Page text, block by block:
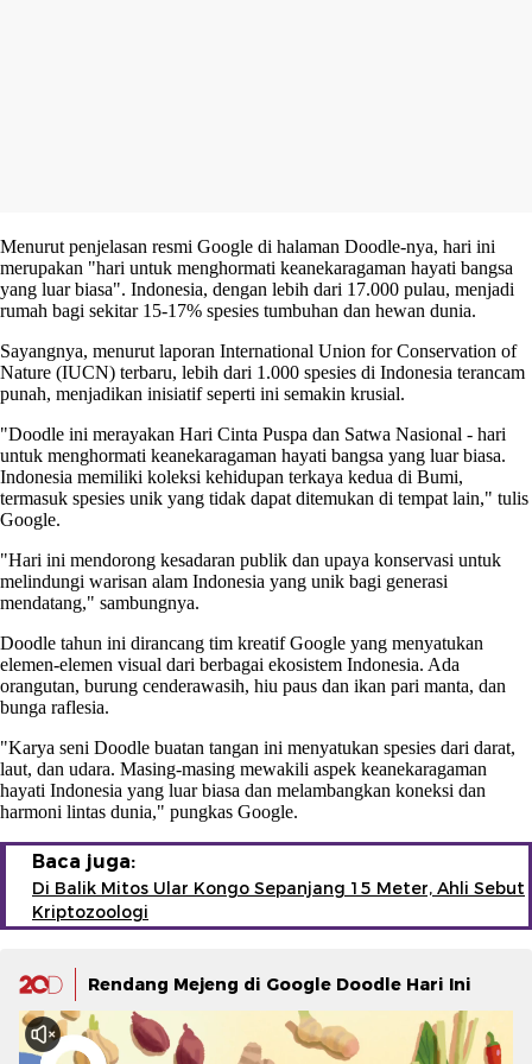
Menurut penjelasan resmi Google di halaman Doodle-nya, hari ini
merupakan "hari untuk menghormati keanekaragaman hayati bangsa
yang luar biasa". Indonesia, dengan lebih dari 17.000 pulau, menjadi
rumah bagi sekitar 15-17% spesies tumbuhan dan hewan dunia.
Sayangnya, menurut laporan International Union for Conservation of
Nature (IUCN) terbaru, lebih dari 1.000 spesies di Indonesia terancam
punah, menjadikan inisiatif seperti ini semakin krusial.
"Doodle ini merayakan Hari Cinta Puspa dan Satwa Nasional - hari
untuk menghormati keanekaragaman hayati bangsa yang luar biasa.
Indonesia memiliki koleksi kehidupan terkaya kedua di Bumi,
termasuk spesies unik yang tidak dapat ditemukan di tempat lain," tulis
Google.
"Hari ini mendorong kesadaran publik dan upaya konservasi untuk
melindungi warisan alam Indonesia yang unik bagi generasi
mendatang," sambungnya.
Doodle tahun ini dirancang tim kreatif Google yang menyatukan
elemen-elemen visual dari berbagai ekosistem Indonesia. Ada
orangutan, burung cenderawasih, hiu paus dan ikan pari manta, dan
bunga raflesia.
"Karya seni Doodle buatan tangan ini menyatukan spesies dari darat,
laut, dan udara. Masing-masing mewakili aspek keanekaragaman
hayati Indonesia yang luar biasa dan melambangkan koneksi dan
harmoni lintas dunia," pungkas Google.
Baca juga:
Di Balik Mitos Ular Kongo Sepanjang 15 Meter, Ahli Sebut
Kriptozoologi
Rendang Mejeng di Google Doodle Hari Ini